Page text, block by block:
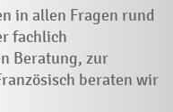
in allen Fragen rund
fachlich
Beratung, zur
beraten wir